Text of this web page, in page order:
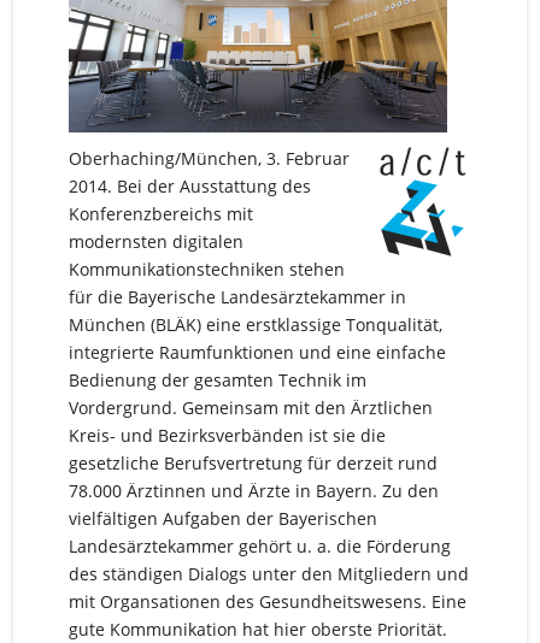
Oberhaching/München, 3. Februar
2014. Bei der Ausstattung des
Konferenzbereichs mit
modernsten digitalen
Kommunikationstechniken stehen
für die Bayerische Landesärztekammer in
München (BLÄK) eine erstklassige Tonqualität,
integrierte Raumfunktionen und eine einfache
Bedienung der gesamten Technik im
Vordergrund. Gemeinsam mit den Ärztlichen
Kreis- und Bezirksverbänden ist sie die
gesetzliche Berufsvertretung für derzeit rund
78.000 Ärztinnen und Ärzte in Bayern. Zu den
vielfältigen Aufgaben der Bayerischen
Landesärztekammer gehört u. a. die Förderung
des ständigen Dialogs unter den Mitgliedern und
mit Organsationen des Gesundheitswesens. Eine
gute Kommunikation hat hier oberste Priorität.